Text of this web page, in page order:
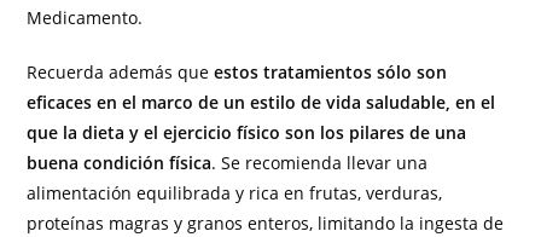
Medicamento.
Recuerda además que estos tratamientos sólo son
eficaces en el marco de un estilo de vida saludable, en el
que la dieta y el ejercicio físico son los pilares de una
buena condición física. Se recomienda llevar una
alimentación equilibrada y rica en frutas, verduras,
proteínas magras y granos enteros, limitando la ingesta de